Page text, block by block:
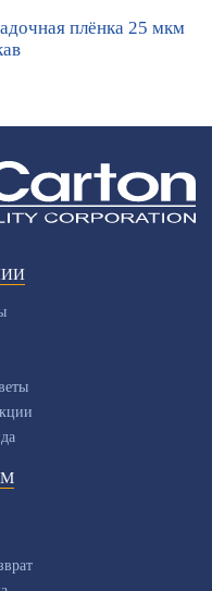
плёнка 25 мкм